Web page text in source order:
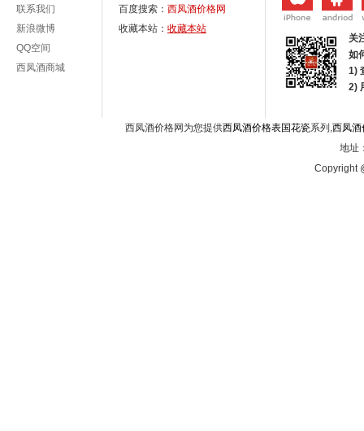
联系我们
新浪微博
QQ空间
西凤酒商城
百度搜索： 西凤酒价格网
收藏本站： 收藏本站
关
如
1)
2)
西凤酒价格网为您提供西凤酒价格表国花瓷系列,西凤酒
地址
Copyright